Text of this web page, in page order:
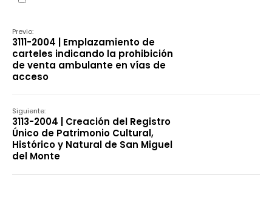
Previo:
3111-2004 | Emplazamiento de
carteles indicando la prohibición
de venta ambulante en vías de
acceso
Siguiente:
3113-2004 | Creación del Registro
Único de Patrimonio Cultural,
Histórico y Natural de San Miguel
del Monte